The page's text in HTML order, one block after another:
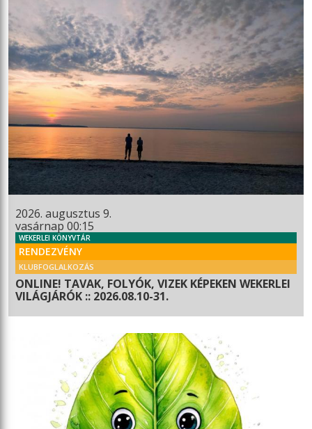
2026. augusztus 9.
vasárnap 00:15
WEKERLEI KÖNYVTÁR
RENDEZVÉNY
KLUBFOGLALKOZÁS
ONLINE! TAVAK, FOLYÓK, VIZEK KÉPEKEN WEKERLEI
VILÁGJÁRÓK :: 2026.08.10-31.